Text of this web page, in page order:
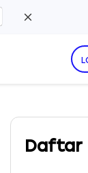
Daftar